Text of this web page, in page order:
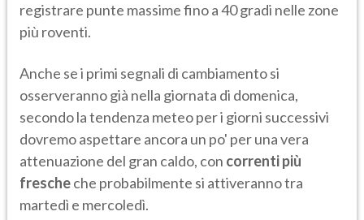
registrare punte massime fino a 40 gradi nelle zone
più roventi.
Anche se i primi segnali di cambiamento si
osserveranno già nella giornata di domenica,
secondo la tendenza meteo per i giorni successivi
dovremo aspettare ancora un po' per una vera
attenuazione del gran caldo, con correnti più
frescheche probabilmente si attiveranno tra
martedì e mercoledì.